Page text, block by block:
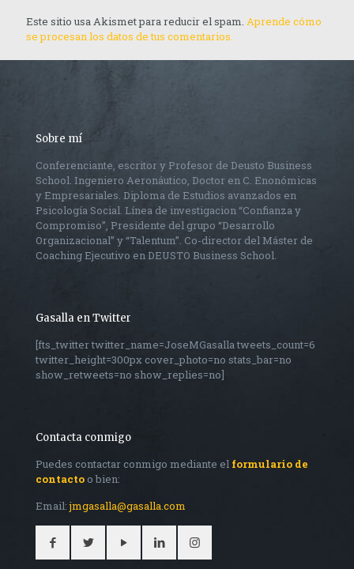
Este sitio usa Akismet para reducir el spam. Aprende cómo
se procesan los datos de tus comentarios.
Sobre mí
Conferenciante, escritor y Profesor de Deusto Business
School. Ingeniero Aeronáutico, Doctor en C. Enonómicas
y Empresariales. Diploma de Estudios avanzados en
Psicología Social. Línea de investigacion “Confianza y
Compromiso”, Presidente del grupo “Desarrollo
Organizacional” y “Talentum”. Co-director del Máster de
Coaching Ejecutivo en DEUSTO Business School.
Gasalla en Twitter
[fts_twitter twitter_name=JoseMGasalla tweets_count=6
twitter_height=300px cover_photo=no stats_bar=no
show_retweets=no show_replies=no]
Contacta conmigo
Puedes contactar conmigo mediante el formulario de
contacto o bien:
Email:jmgasalla@gasalla.com